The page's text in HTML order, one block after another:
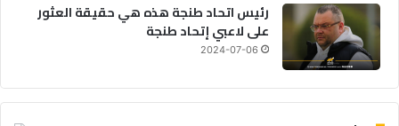
رئيس اتحاد طنجة هذه هي حقيقة العثور
على لاعبي إتحاد طنجة
2024-07-06